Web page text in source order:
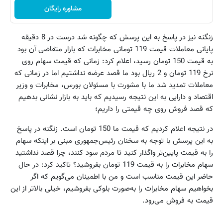
مشاوره رایگان
زنگنه نیز در پاسخ به این پرسش که چگونه شد درست در 8 دقیقه
پایانی معاملات قیمت 119 تومانی مخابرات که بازار متقاضی آن بود
به قیمت 150 تومان رسید، اعلام کرد: زمانی که قیمت سهام روی
نرخ 119 تومان و 2 ریال بود ما قصد عرضه نداشتیم اما در زمانی که
معاملات تمدید شد ما با مشورت با مسئولان بورس، مخابرات و وزیر
اقتصاد و دارایی به این نتیجه رسیدیم که باید به بازار نشانی بدهیم
که قصد فروش روی چه قیمتی را داریم؛
در نتیجه اعلام کردیم که قیمت ما 150 تومان است. زنگنه در پاسخ
به این پرسش با توجه به سخنان رئیس‌جمهوری مبنی بر اینکه سهام
را به قیمت پایین‌تر واگذار کنید تا مردم سود کنند، چرا قصد نداشتید
سهام مخابرات را به قیمت 119 تومان بفروشید؟ تاکید کرد: در حال
حاضر این قیمت مناسب است و من با اطمینان می‌گویم که اگر
بخواهیم سهام مخابرات را به‌صورت بلوکی بفروشیم، خیلی بالاتر از این
قیمت به فروش می‌رود.